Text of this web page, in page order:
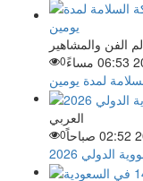
الفن والمشاهير
0
لمدة يومين
العربي
0
الدولي 2026